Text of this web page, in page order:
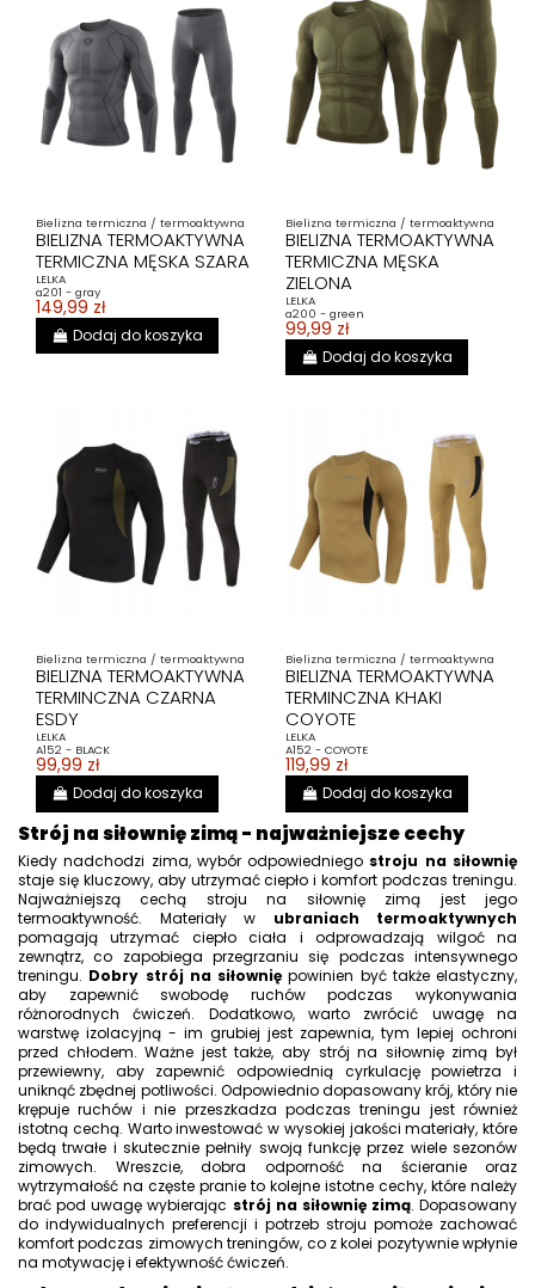
Bielizna termiczna / termoaktywna
BIELIZNA TERMOAKTYWNA
TERMICZNA MĘSKA SZARA
LELKA
a201 - gray
149,99 zł
Dodaj do koszyka
Bielizna termiczna / termoaktywna
BIELIZNA TERMOAKTYWNA
TERMICZNA MĘSKA
ZIELONA
LELKA
a200 - green
99,99 zł
Dodaj do koszyka
Bielizna termiczna / termoaktywna
BIELIZNA TERMOAKTYWNA
TERMINCZNA CZARNA
ESDY
LELKA
A152 - BLACK
99,99 zł
Dodaj do koszyka
Bielizna termiczna / termoaktywna
BIELIZNA TERMOAKTYWNA
TERMINCZNA KHAKI
COYOTE
LELKA
A152 - COYOTE
119,99 zł
Dodaj do koszyka
Strój na siłownię zimą - najważniejsze cechy
Kiedy nadchodzi zima, wybór odpowiedniego stroju na siłownię
staje się kluczowy, aby utrzymać ciepło i komfort podczas treningu.
Najważniejszą cechą stroju na siłownię zimą jest jego
termoaktywność. Materiały w
ubraniach termoaktywnych
pomagają utrzymać ciepło ciała i odprowadzają wilgoć na
zewnątrz, co zapobiega przegrzaniu się podczas intensywnego
treningu. Dobry strój na siłownię powinien być także elastyczny,
aby zapewnić swobodę ruchów podczas wykonywania
różnorodnych ćwiczeń. Dodatkowo, warto zwrócić uwagę na
warstwę izolacyjną - im grubiej jest zapewnia, tym lepiej ochroni
przed chłodem. Ważne jest także, aby strój na siłownię zimą był
przewiewny, aby zapewnić odpowiednią cyrkulację powietrza i
uniknąć zbędnej potliwości. Odpowiednio dopasowany krój, który nie
krępuje ruchów i nie przeszkadza podczas treningu jest również
istotną cechą. Warto inwestować w wysokiej jakości materiały, które
będą trwałe i skutecznie pełniły swoją funkcję przez wiele sezonów
zimowych. Wreszcie, dobra odporność na ścieranie oraz
wytrzymałość na częste pranie to kolejne istotne cechy, które należy
brać pod uwagę wybierając strój na siłownię zimą. Dopasowany
do indywidualnych preferencji i potrzeb stroju pomoże zachować
komfort podczas zimowych treningów, co z kolei pozytywnie wpłynie
na motywację i efektywność ćwiczeń.